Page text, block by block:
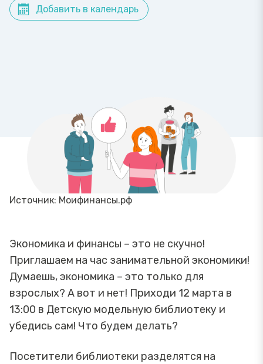
Добавить в календарь
Источник: Моифинансы.рф
Экономика и финансы – это не скучно!
Приглашаем на час занимательной экономики!
Думаешь, экономика – это только для
взрослых? А вот и нет! Приходи 12 марта в
13:00 в Детскую модельную библиотеку и
убедись сам! Что будем делать?
Посетители библиотеки разделятся на